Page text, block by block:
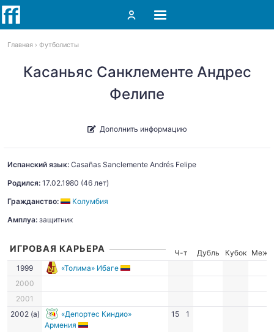
Главная Футболисты
Касаньяс Санклементе Андрес
Фелипе
Дополнить информацию
Испанский язык: Casañas Sanclemente Andrés Felipe
Родился: 17.02.1980 (46 лет)
Гражданство:
Колумбия
Амплуа: защитник
ИГРОВАЯ КАРЬЕРА Ч-т Дубль Кубок
Межд.
1999
«Толима» Ибаге
2000
2001
2002 (а)
«Депортес Киндио»
Армения
15 1